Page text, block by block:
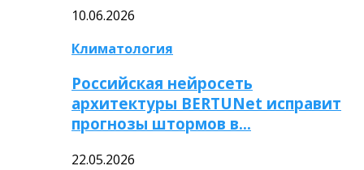
10.06.2026
Климатология
Российская нейросеть
архитектуры BERTUNet исправит
прогнозы штормов в…
22.05.2026